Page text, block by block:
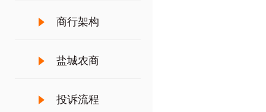
商行架构
盐城农商
投诉流程